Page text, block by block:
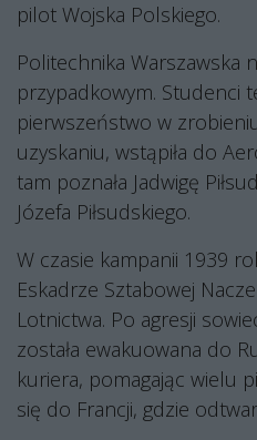
pilot Wojska Polskiego.
Politechnika Warszawska
przypadkowym. Studenci
pierwszeństwo w
uzyskaniu, wstąpiła do
tam poznała Jadwigę
Józefa Piłsudskiego.
W czasie kampanii 1939
Eskadrze Sztabowej
Lotnictwa. Po agresji
została ewakuowana do
kuriera, pomagając wielu
się do Francji, gdzie